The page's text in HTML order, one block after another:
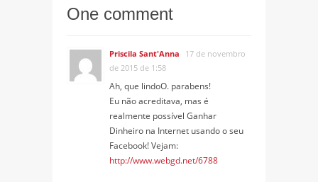
One comment
Priscila Sant'Anna
17 de novembro
de 2015 de 1:58
Ah, que lindoO. parabens!
Eu não acreditava, mas é
realmente possível Ganhar
Dinheiro na Internet usando o seu
Facebook! Vejam:
http://www.webgd.net/6788